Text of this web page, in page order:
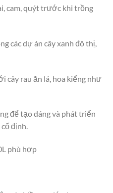
cam, quýt trước khi trồng
các dự án cây xanh đô thị,
cây rau ăn lá, hoa kiểng như
để tạo dáng và phát triển
định.
phù hợp